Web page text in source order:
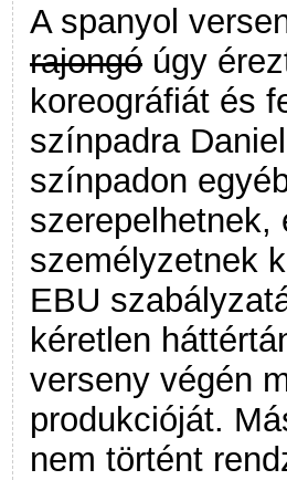
A spanyol
rajongó úgy
koreográfiát és
színpadra
színpadon
szerepelhetnek,
személyzetnek
EBU
kéretlen
verseny végén
produkcióját.
nem történt